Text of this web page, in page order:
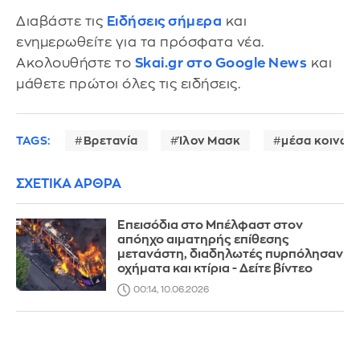
Διαβάστε τις Ειδήσεις σήμερα και
ενημερωθείτε για τα πρόσφατα νέα.
Ακολουθήστε το Skai.gr στο Google News και
μάθετε πρώτοι όλες τις ειδήσεις.
TAGS: Βρετανία Ίλον Μασκ μέσα
ΣΧΕΤΙΚΑ ΑΡΘΡΑ
Επεισόδια στο Μπέλφαστ στον
απόηχο αιματηρής επίθεσης
μετανάστη, διαδηλωτές πυρπόλησαν
οχήματα και κτίρια - Δείτε βίντεο
00:14, 10.06.2026